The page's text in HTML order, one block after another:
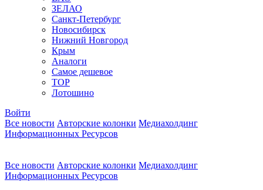
ЗЕЛАО
Санкт-Петербург
Новосибирск
Нижний Новгород
Крым
Аналоги
Самое дешевое
TOP
Лотошино
Войти
Все новости Авторские колонки Медиахолдинг
Информационных Ресурсов
Все новости Авторские колонки Медиахолдинг
Информационных Ресурсов